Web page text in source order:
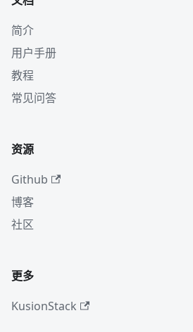
简介
用户手册
教程
常见问答
资源
Github
博客
社区
更多
KusionStack